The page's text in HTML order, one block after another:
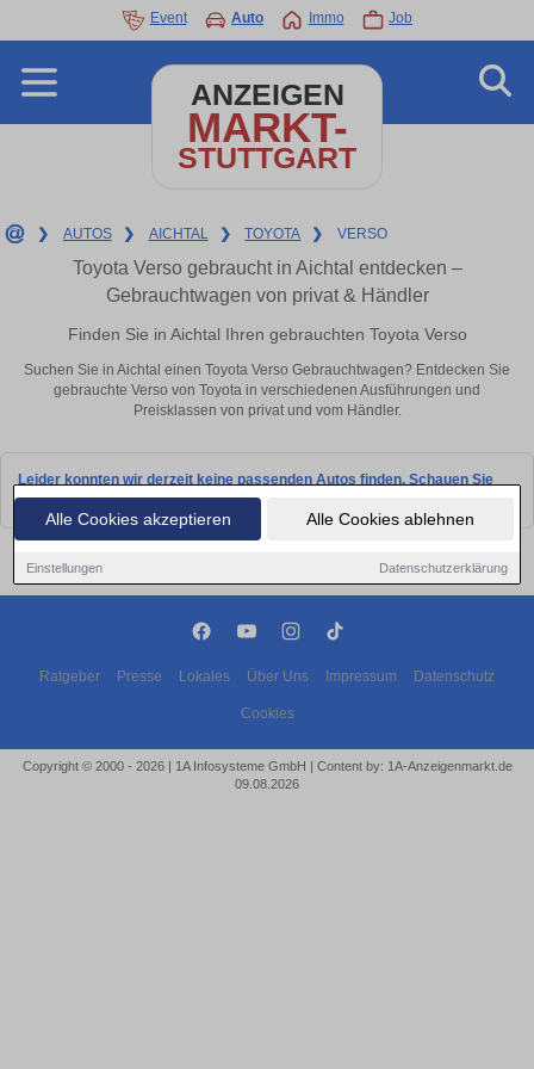
Alle Cookies akzeptieren Alle Cookies ablehnen
Einstellungen Datenschutzerklärung
Event Auto Immo Job
ANZEIGEN
MARKT-
STUTTGART
❯ AUTOS ❯ AICHTAL ❯ TOYOTA ❯ VERSO
Toyota Verso gebraucht in Aichtal entdecken –
Gebrauchtwagen von privat & Händler
Finden Sie in Aichtal Ihren gebrauchten Toyota Verso
Suchen Sie in Aichtal einen Toyota Verso Gebrauchtwagen? Entdecken Sie
gebrauchte Verso von Toyota in verschiedenen Ausführungen und
Preisklassen von privat und vom Händler.
Leider konnten wir derzeit keine passenden Autos finden. Schauen Sie
bald wieder vorbei!
Ratgeber Presse Lokales Über Uns Impressum Datenschutz
Cookies
Copyright © 2000 - 2026 | 1A Infosysteme GmbH | Content by: 1A-Anzeigenmarkt.de
09.08.2026